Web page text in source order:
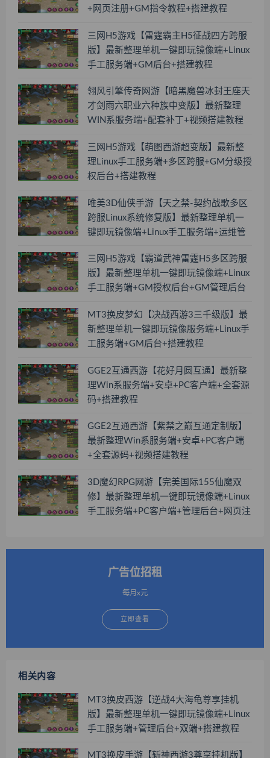
+网页注册+GM指令教程+搭建教程
三网H5游戏【雷霆霸主H5征战四方跨服
版】最新整理单机一键即玩镜像端+Linux
手工服务端+GM后台+搭建教程
翎风引擎传奇网游【暗黑魔兽冰封王座天
才剑雨六职业六种族中变版】最新整理
WIN系服务端+配套补丁+视频搭建教程
三网H5游戏【萌图西游超变版】最新整
理Linux手工服务端+多区跨服+GM分级授
权后台+搭建教程
唯美3D仙侠手游【天之禁-契约战歌多区
跨服Linux系统修复版】最新整理单机一
键即玩镜像端+Linux手工服务端+运维管
+安卓+搭建教程
三网H5游戏【霸道武神雷霆H5多区跨服
版】最新整理单机一键即玩镜像端+Linux
手工服务端+GM授权后台+GM管理后台
MT3换皮梦幻【决战西游3三千级版】最
新整理单机一键即玩镜像服务端+Linux手
工服务端+GM后台+搭建教程
GGE2互通西游【花好月圆互通】最新整
理Win系服务端+安卓+PC客户端+全套源
码+搭建教程
GGE2互通西游【紫禁之巅互通定制版】
最新整理Win系服务端+安卓+PC客户端
+全套源码+视频搭建教程
3D魔幻RPG网游【完美国际155仙魔双
修】最新整理单机一键即玩镜像端+Linux
手工服务端+PC客户端+管理后台+网页注
广告位招租
每月x元
立即查看
相关内容
MT3换皮西游【逆战4大海龟尊享挂机
版】最新整理单机一键即玩镜像端+Linux
手工服务端+管理后台+双端+搭建教程
MT3换皮手游【斩神西游3尊享挂机版】